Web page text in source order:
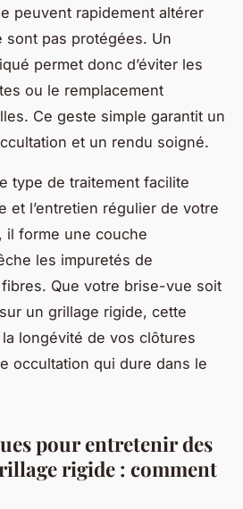
peuvent rapidement altérer
sont pas protégées. Un
permet donc d’éviter les
ou le remplacement
Ce geste simple garantit un
et un rendu soigné.
type de traitement facilite
et l’entretien régulier de votre
il forme une couche
les impuretés de
fibres. Que votre brise-vue soit
un grillage rigide, cette
longévité de vos clôtures
occultation qui dure dans le
pour entretenir des
rigide : comment